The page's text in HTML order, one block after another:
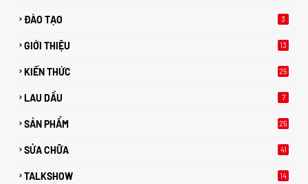
ĐÀO TẠO 3
GIỚI THIỆU 13
KIẾN THỨC
25
LAU DẦU 7
SẢN PHẨM 25
SỬA CHỮA 41
TALKSHOW 14